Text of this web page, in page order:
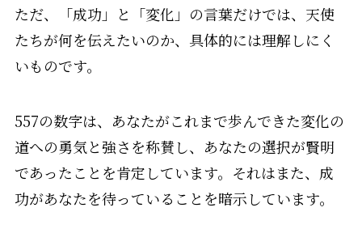
ただ、「成功」と「変化」の言葉だけでは、天使
たちが何を伝えたいのか、具体的には理解しにく
いものです。
557の数字は、あなたがこれまで歩んできた変化の
道への勇気と強さを称賛し、あなたの選択が賢明
であったことを肯定しています。それはまた、成
功があなたを待っていることを暗示しています。